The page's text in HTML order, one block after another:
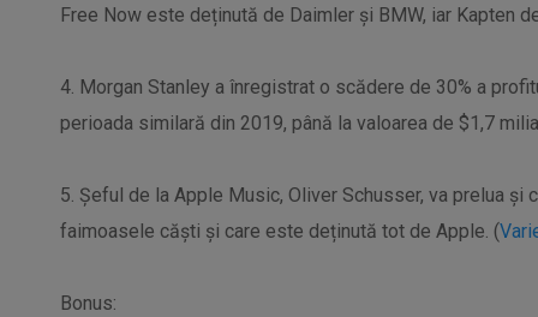
Free Now este deținută de Daimler și BMW, iar Kapten
4. Morgan Stanley a înregistrat o scădere de 30% a
perioada similară din 2019, până la valoarea de $1,7
5. Șeful de la Apple Music, Oliver Schusser, va prelua și
faimoasele căști și care este deținută tot de Apple. (
Bonus: